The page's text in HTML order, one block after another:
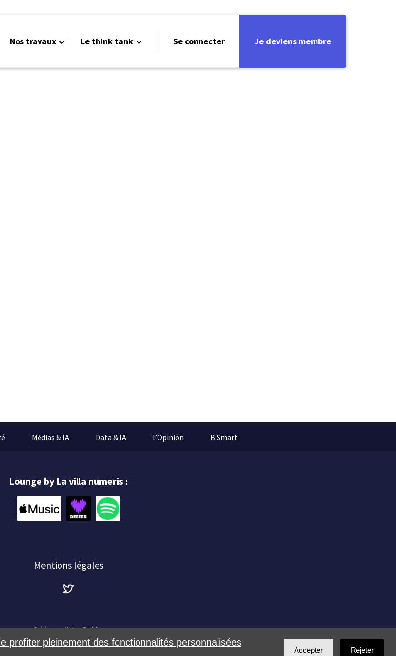
Nos travaux Le think tank Se connecter Je deviens membre
Médias & IA Data & IA l’Opinion B Smart
Lounge by La villa numeris :
Mentions légales
Créé avecNationBuilder
profiter pleinement des fonctionnalités personnalisées
Accepter Rejeter